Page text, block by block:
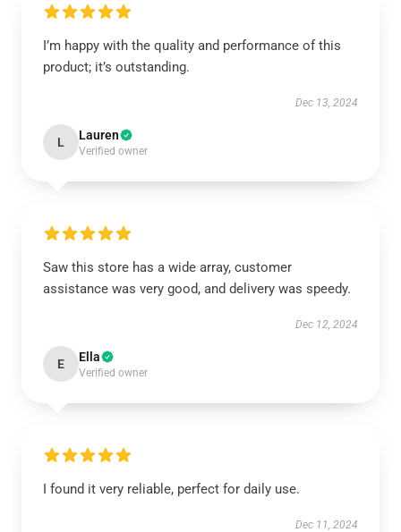
I’m happy with the quality and performance of this
product; it’s outstanding.
Dec 13, 2024
L Lauren
Verified owner
Saw this store has a wide array, customer
assistance was very good, and delivery was speedy.
Dec 12, 2024
E Ella
Verified owner
I found it very reliable, perfect for daily use.
Dec 11, 2024